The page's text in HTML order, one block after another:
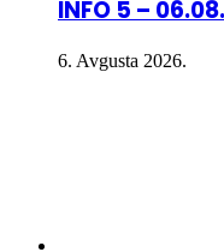
INFO 5 –
6. Avgusta 2026.